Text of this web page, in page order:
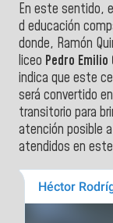
En este sentido,
d educación
donde, Ramón
liceo Pedro Emilio
indica que este
será convertido
transitorio para
atención posible
atendidos en